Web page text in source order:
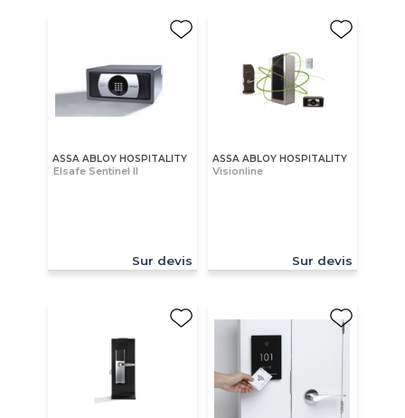
ASSA ABLOY HOSPITALITY
Elsafe Sentinel II
Sur devis
ASSA ABLOY HOSPITALITY
Visionline
Sur devis